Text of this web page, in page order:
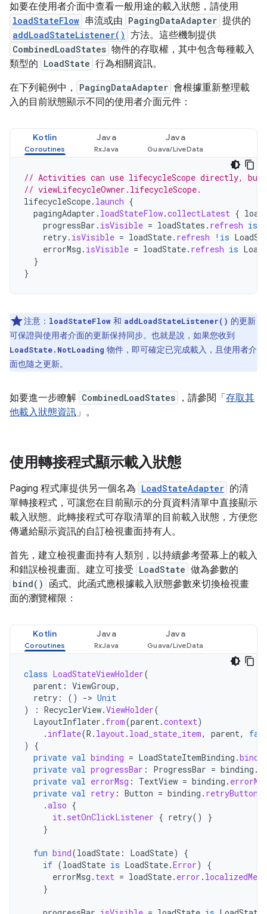
如要在使用者介面中查看一般用途的載入狀態，請使用
loadStateFlow 串流或由 PagingDataAdapter 提供的
addLoadStateListener() 方法。這些機制提供
CombinedLoadStates 物件的存取權，其中包含每種載入
類型的 LoadState 行為相關資訊。
在下列範例中，
PagingDataAdapter 會根據重新整理載
入的目前狀態顯示不同的使用者介面元件：
Kotlin Java Java
// Activities can use lifecycleScope directly, but
// viewLifecycleOwner.lifecycleScope.
lifecycleScope. launch {
pagingAdapter . loadStateFlow.collectLatest {
progressBar . isVisible = loadStates . refresh is
retry. isVisible = loadState. refresh !is
errorMsg . isVisible = loadState. refresh is
}
}
注意： loadStateFlow 和 addLoadStateListener() 的更新
可保證與使用者介面的更新保持同步。也就是說，如果您收到
LoadState.NotLoading 物件，即可確定已完成載入，且使用者介
面也隨之更新。
如要進一步瞭解 CombinedLoadStates ，請參閱「 存取其
他載入狀態資訊」。
使用轉接程式顯示載入狀態
Paging 程式庫提供另一個名為 LoadStateAdapter 的清
單轉接程式，可讓您在目前顯示的分頁資料清單中直接顯示
載入狀態。此轉接程式可存取清單的目前載入狀態，方便您
傳遞給顯示資訊的自訂檢視畫面持有人。
首先，建立檢視畫面持有人類別，以持續參考螢幕上的載入
和錯誤檢視畫面。建立可接受 LoadState 做為參數的
bind()
函式。此函式應根據載入狀態參數來切換檢視畫
面的瀏覽權限：
Kotlin Java Java
class LoadStateViewHolder(
parent : ViewGroup,
retry : () -> Unit
)
: RecyclerView.ViewHolder(
LayoutInflater . from(parent.context)
. inflate(R . layout. load_state_item, parent,
)
{
private val binding = LoadStateItemBinding .bind
private val progressBar : ProgressBar = binding .
private val errorMsg : TextView = binding .
private val retry : Button = binding . retryButton
.also {
it. setOnClickListener { retry()
}
}
fun bind(loadState : LoadState)
{
if (loadState is LoadState.Error)
{
errorMsg . text = loadState. error .
}